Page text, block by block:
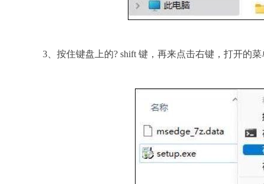
3、按住键盘上的? shift 键，再来点击右键，打开的菜